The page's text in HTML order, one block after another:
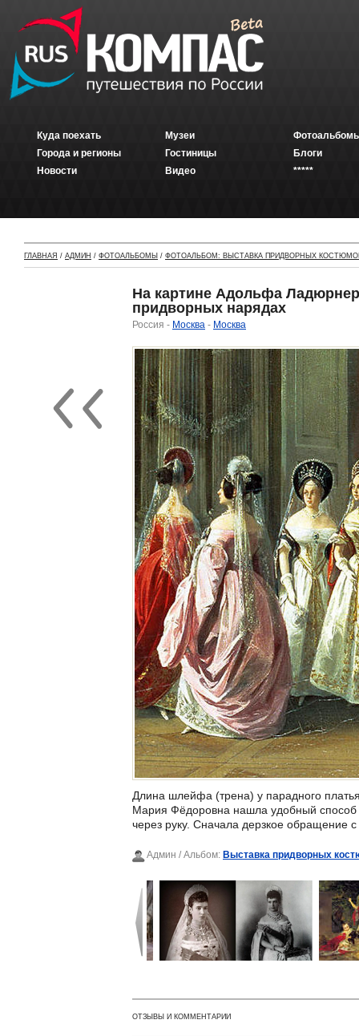
Куда поехать
Города и регионы
Новости
Музеи
Гостиницы
Видео
Блоги
*****
ГЛАВНАЯ / АДМИН / ФОТОАЛЬБОМЫ / ФОТОАЛЬБОМ: ВЫСТАВКА ПРИДВОРНЫХ
На картине Адольфа
придворных нарядах
Россия - Москва - Москва
Длина шлейфа (трена) у парадного
Мария Фёдоровна нашла удобный способ
через руку. Сначала дерзкое обращение
Админ / Альбом: Выставка придворных
ОТЗЫВЫ И КОММЕНТАРИИ